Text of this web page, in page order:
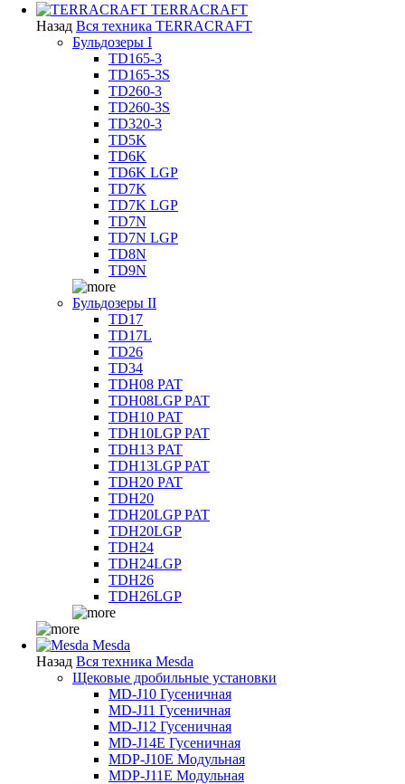
TERRACRAFT
Назад Вся техника TERRACRAFT
Бульдозеры I
TD165-3
TD165-3S
TD260-3
TD260-3S
TD320-3
TD5K
TD6K
TD6K LGP
TD7K
TD7K LGP
TD7N
TD7N LGP
TD8N
TD9N
Бульдозеры II
TD17
TD17L
TD26
TD34
TDH08 PAT
TDH08LGP PAT
TDH10 PAT
TDH10LGP PAT
TDH13 PAT
TDH13LGP PAT
TDH20 PAT
TDH20
TDH20LGP PAT
TDH20LGP
TDH24
TDH24LGP
TDH26
TDH26LGP
Mesda
Назад Вся техника Mesda
Щековые дробильные установки
MD-J10 Гусеничная
MD-J11 Гусеничная
MD-J12 Гусеничная
MD-J14E Гусеничная
MDP-J10E Модульная
MDP-J11E Модульная